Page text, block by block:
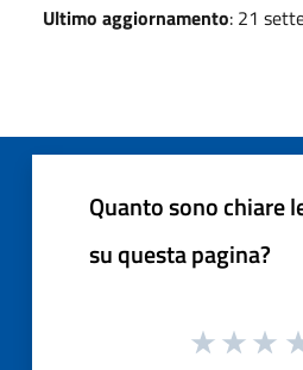
Ultimo aggiornamento: 21
Quanto sono chiare
su questa pagina?